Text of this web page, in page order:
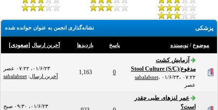
نشانه‌گذاری انجمن به عنوان خوانده شده پزشکی
موضوع / نویسنده پاسخ بازدید‌ها آخرین ارسال [صعودی]
آزمایش کشت
مدفوع/Stool Culture (S/C)
sabalabnet، ۰۱/۶/۲۳، ۰۷:۲۲
عصر
0
1,163
۰۱/۶/۲۳، ۰۷:۲۲ عصر
آخرین ارسال:
sabalabnet
عمر لنزهای طبی چقدر
است؟
۰۱/۶/۲۳، ۰۹:۳۰ صبح